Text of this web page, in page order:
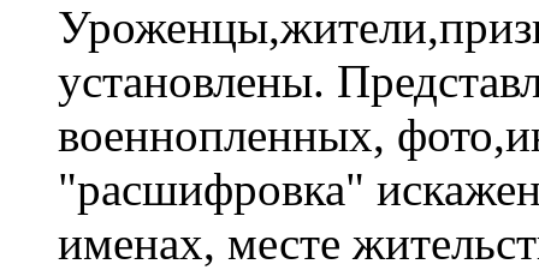
установлены.
военнопленных,
"расшифровка"
именах, месте